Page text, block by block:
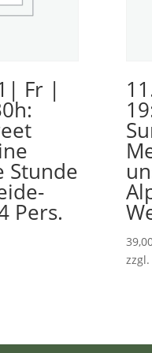
Fr |
Stunde
Pers.
zzgl.